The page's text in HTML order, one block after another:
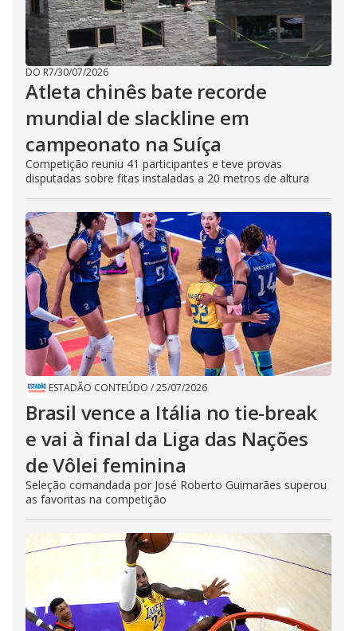
DO R7/30/07/2026
Atleta chinês bate recorde
mundial de slackline em
campeonato na Suíça
Competição reuniu 41 participantes e teve provas
disputadas sobre fitas instaladas a 20 metros de altura
ESTADÃO CONTEÚDO /25/07/2026
Brasil vence a Itália no tie-break
e vai à final da Liga das Nações
de Vôlei feminina
Seleção comandada por José Roberto Guimarães superou
as favoritas na competição